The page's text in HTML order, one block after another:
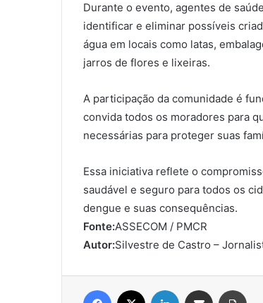
Durante o evento, agentes de
identificar e eliminar possíveis
água em locais como latas,
jarros de flores e lixeiras.
A participação da comunidade é
convida todos os moradores para
necessárias para proteger suas
Essa iniciativa reflete o
saudável e seguro para todos os
dengue e suas consequências.
Fonte:ASSECOM / PMCR
Autor:Silvestre de Castro –
Facebook Linkedin Compartilhar via e-mail